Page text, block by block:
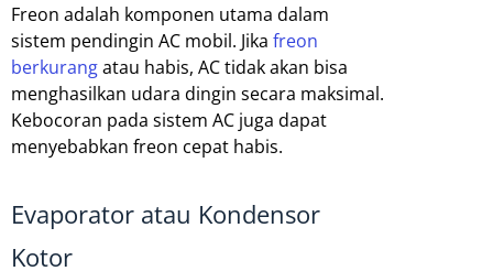
Freon adalah komponen utama dalam
sistem pendingin AC mobil. Jika freon
berkurangatau habis, AC tidak akan bisa
menghasilkan udara dingin secara maksimal.
Kebocoran pada sistem AC juga dapat
menyebabkan freon cepat habis.
Evaporator atau Kondensor
Kotor